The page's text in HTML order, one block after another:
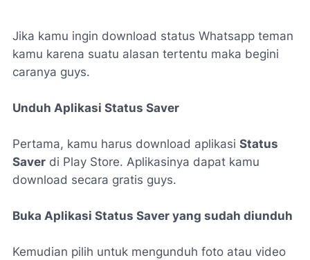
Jika kamu ingin download status Whatsapp teman
kamu karena suatu alasan tertentu maka begini
caranya guys.
Unduh Aplikasi Status Saver
Pertama, kamu harus download aplikasi Status
Saver di Play Store. Aplikasinya dapat kamu
download secara gratis guys.
Buka Aplikasi Status Saver yang sudah diunduh
Kemudian pilih untuk mengunduh foto atau video